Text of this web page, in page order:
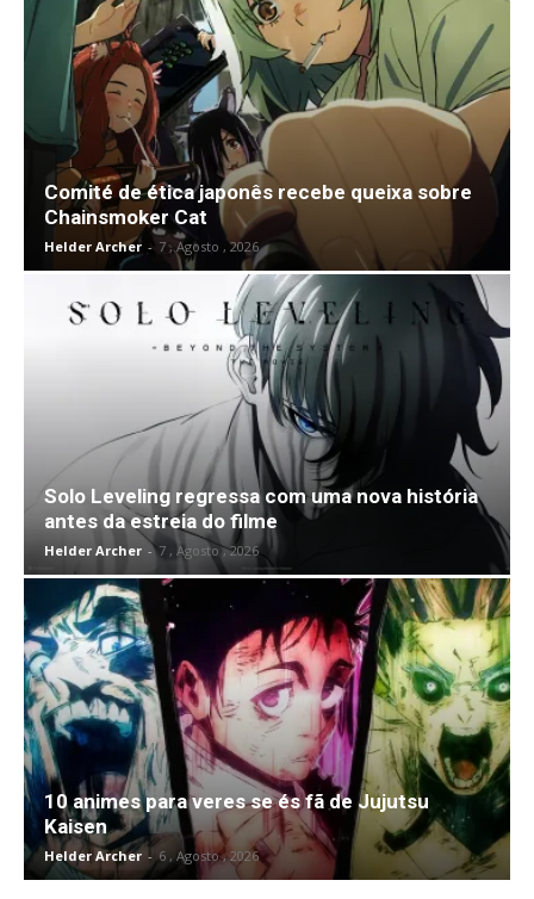
Comité de ética japonês recebe queixa sobre
Chainsmoker Cat
Helder Archer - 7 , Agosto , 2026
Solo Leveling regressa com uma nova história
antes da estreia do filme
Helder Archer - 7 , Agosto , 2026
10 animes para veres se és fã de Jujutsu
Kaisen
Helder Archer - 6 , Agosto , 2026